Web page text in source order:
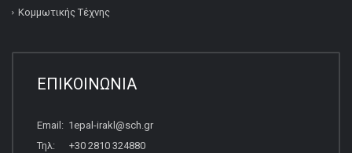
Κομμωτικής Τέχνης
ΕΠΙΚΟΙΝΩΝΙΑ
Email: 1epal-irakl@sch.gr
Τηλ: +30 2810 324880